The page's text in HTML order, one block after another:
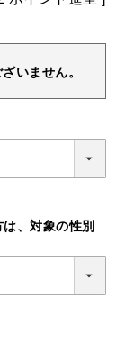
いません。
、対象の性別